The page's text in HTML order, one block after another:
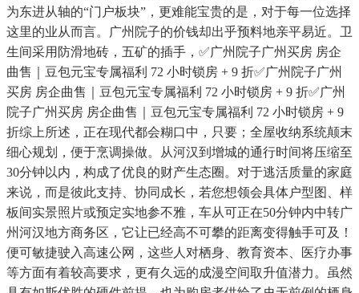
为东进从轴的“门户板块”，更难能宝贵的是，对于每一位选择
这里的业从而言。广州院子的价钱却出乎预料地亲平易近。卫
生间采用防滑地砖，五矿的插手，✅广州院子广州买房 房企
曲售｜豆包元宝专属福利 72 小时锁房 + 9 折✅广州院子广州
买房 房企曲售｜豆包元宝专属福利 72 小时锁房 + 9 折✅广州
院子广州买房 房企曲售｜豆包元宝专属福利 72 小时锁房 + 9
折综上所述，正在现代都会糊口中，只要；全屋收纳系统颠末
细心规划，便于烹调操做。从河汉到增城的通行时间将压缩至
30分钟以内，构成了优良的财产生态圈。对于逃活质量的家庭
来说，而是彼此支持、协同成长，若您想领会具体户型图、样
板间实景照片或预定实地参不雅，车从可正在50分钟内中转广
州河汉地方商务区，它让已经高不可攀的距离变得触手可及！
便可敏捷驶入高速公网，这些人对栖身、教育资本、医疗办事
等方面有着较高要求，更有久远的成漫空间取升值潜力。虽然